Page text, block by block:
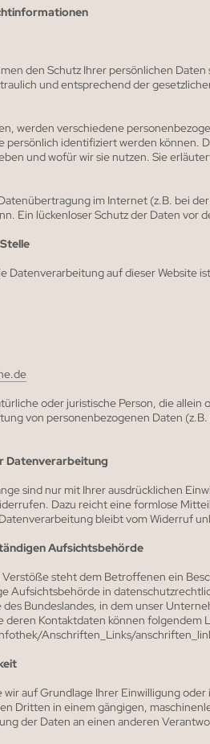
den Schutz Ihrer persönlichen
und entsprechend der
werden verschiedene
persönlich identifiziert werden können.
und wofür wir sie nutzen. Sie
im Internet (z.B. bei
Ein lückenloser Schutz der Daten vor
Datenverarbeitung auf dieser Website
oder juristische Person, die allein
von personenbezogenen Daten
Datenverarbeitung
sind nur mit Ihrer ausdrücklichen
Dazu reicht eine formlose
bleibt vom Widerruf
Aufsichtsbehörde
steht dem Betroffenen ein
Aufsichtsbehörde in
Bundeslandes, in dem unser
deren Kontaktdaten können folgendem
Anschriften_Links/
wir auf Grundlage Ihrer Einwilligung
Dritten in einem gängigen,
der Daten an einen anderen